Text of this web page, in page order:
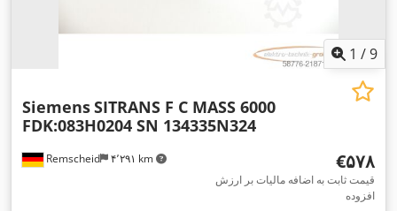
1 /9
Remscheid ۴٬۲۹۱ km
SiemensSITRANS F C MASS 6000
FDK:083H0204 SN 134335N324
‎€۵۷۸
قیمت ثابت به اضافه مالیات بر ارزش
افزوده